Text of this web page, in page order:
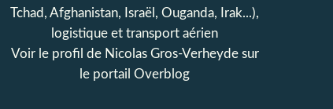
Tchad, Afghanistan, Israël, Ouganda, Irak...),
logistique et transport aérien
Voir le profil de Nicolas Gros-Verheydesur
le portail Overblog